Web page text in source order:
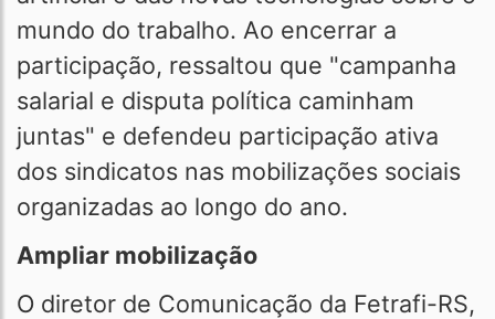
mundo do trabalho. Ao encerrar a
participação, ressaltou que "campanha
salarial e disputa política caminham
juntas" e defendeu participação ativa
dos sindicatos nas mobilizações sociais
organizadas ao longo do ano.
Ampliar mobilização
O diretor de Comunicação da Fetrafi-RS,